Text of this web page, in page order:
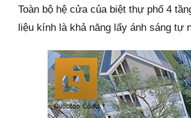
Toàn bộ hệ cửa của biệt thự phố 4
liệu kính là khả năng lấy ánh sáng tự